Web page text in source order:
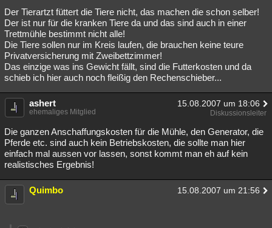
Der Tierartzt füttert die Tiere nicht, das machen die schon selber!
Der ist nur für die kranken Tiere da und das sind auch in einer
Trettmühle bestimmt nicht alle!
Die Tiere sollen nur im Kreis laufen, die brauchen keine teure
Privatversicherung mit Zweibettzimmer!
Das einzige was ins Gewicht fällt, sind die Futterkosten und da
schieb ich hier auch noch fleißig den Rechenschieber...
ashert 15.08.2007 um 18:06
ehemaliges Mitglied Diskussionsleiter
Die ganzen Anschaffungskosten für die Mühle, den Generator, die
Pferde etc. sind auch kein Betriebskosten, die sollte man hier
einfach mal aussen vor lassen, sonst kommt man eh auf kein
realistisches Ergebnis!
Quimbo 15.08.2007 um 21:56